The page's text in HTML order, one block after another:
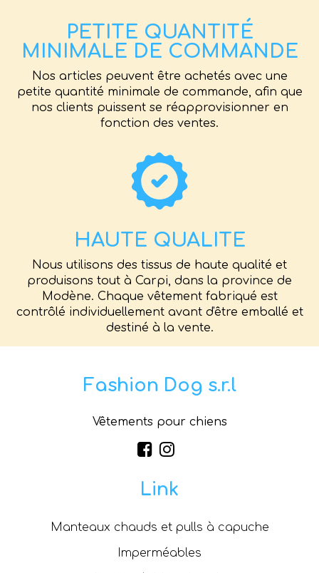
PETITE QUANTITÉ
MINIMALE DE COMMANDE
Nos articles peuvent être achetés avec une
petite quantité minimale de commande, afin que
nos clients puissent se réapprovisionner en
fonction des ventes.
HAUTE QUALITE
Nous utilisons des tissus de haute qualité et
produisons tout à Carpi, dans la province de
Modène. Chaque vêtement fabriqué est
contrôlé individuellement avant d'être emballé et
destiné à la vente.
Fashion Dog s.r.l
Vêtements pour chiens
Link
Manteaux chauds et pulls à capuche
Imperméables